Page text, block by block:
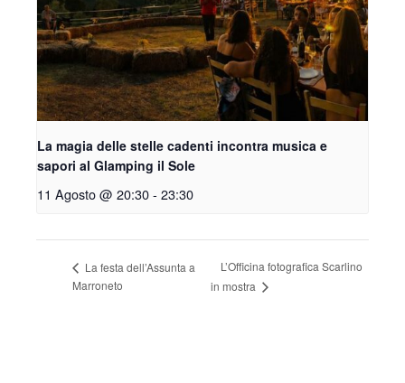
La magia delle stelle cadenti incontra musica e
sapori al Glamping il Sole
11 Agosto @ 20:30- 23:30
La festa dell’Assunta a
Marroneto
L’Officina fotografica Scarlino
in mostra